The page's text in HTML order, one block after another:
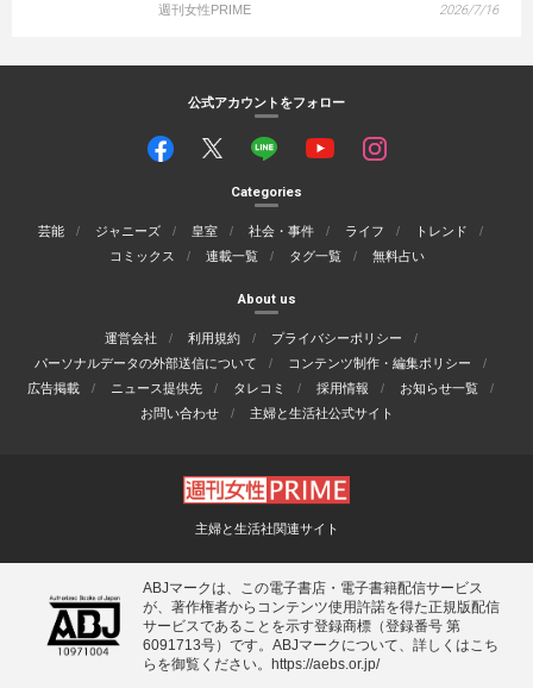
週刊女性PRIME 2026/7/16
公式アカウントをフォロー
Categories
芸能 ジャニーズ 皇室 社会・事件 ライフ
トレンド
コミックス
連載一覧 タグ一覧 無料占い
About us
運営会社 利用規約
プライバシーポリシー
パーソナルデータの外部送信について
コンテンツ制作・編集ポリシー
広告掲載
ニュース提供先 タレコミ 採用情報
お知らせ一覧
お問い合わせ
主婦と生活社公式サイト
主婦と生活社関連サイト
ABJマークは、この電子書店・電子書籍配信サービス
が、著作権者からコンテンツ使用許諾を得た正規版配信
サービスであることを示す登録商標（登録番号 第
6091713号）です。ABJマークについて、詳しくはこち
らを御覧ください。 https://aebs.or.jp/